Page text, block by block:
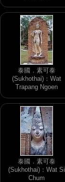
泰國．素可泰
(Sukhothai)：Wat
Trapang Ngoen
泰國．素可泰
(Sukhothai)：Wat Si
Chum